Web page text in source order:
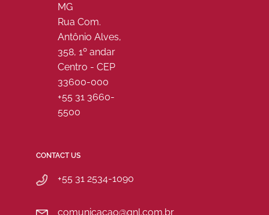
MG
Rua Com.
Antônio Alves,
358, 1º andar
Centro - CEP
33600-000
+55 31 3660-
5500
CONTACT US
+55 31 2534-1090
comunicacao@gnl.com.br